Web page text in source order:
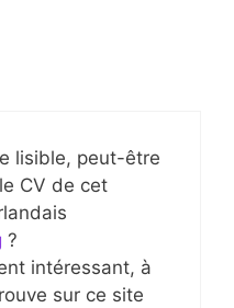
lisible, peut-être
CV de cet
?
intéressant, à
sur ce site